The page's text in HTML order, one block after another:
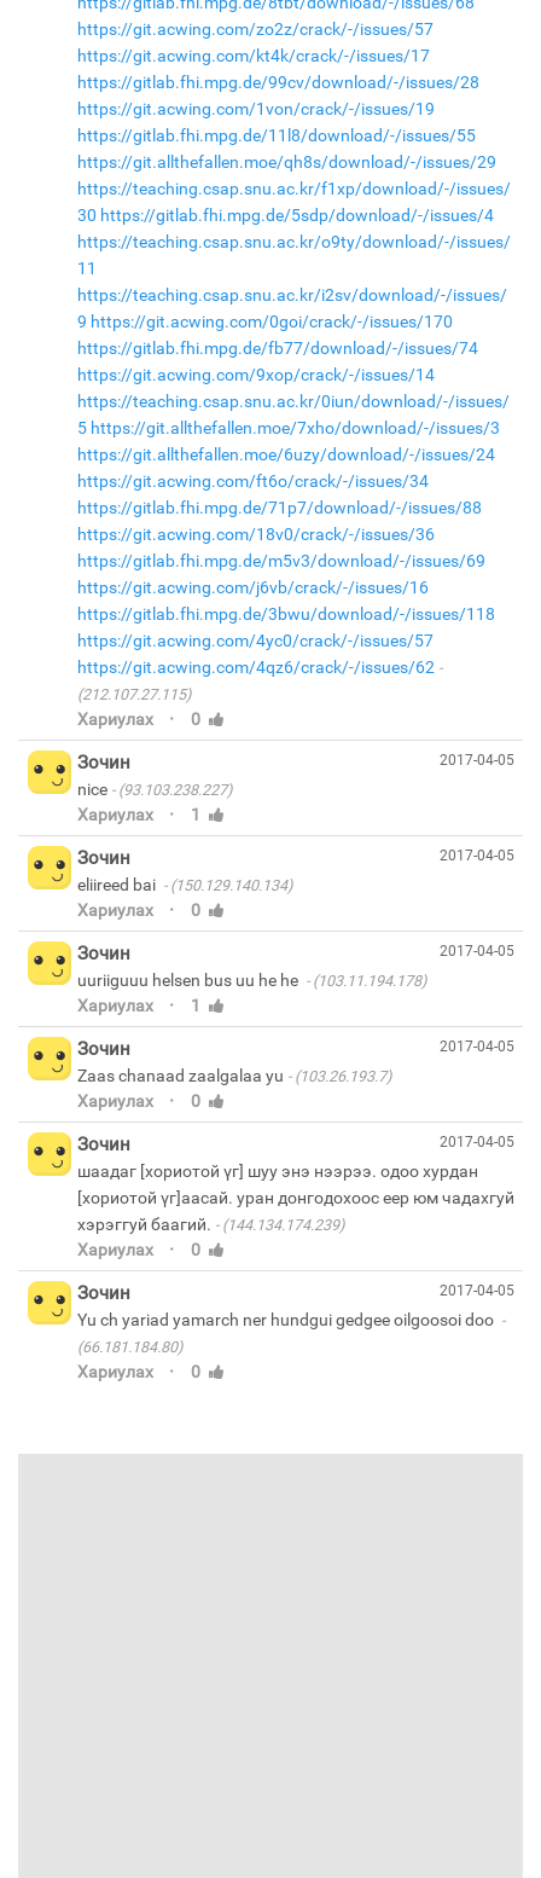
https://git.acwing.com/zo2z/crack/-/issues/57
https://git.acwing.com/kt4k/crack/-/issues/17
https://gitlab.fhi.mpg.de/99cv/download/-/issues/28
https://git.acwing.com/1von/crack/-/issues/19
https://gitlab.fhi.mpg.de/11l8/download/-/issues/55
https://git.allthefallen.moe/qh8s/download/-/issues/29
https://teaching.csap.snu.ac.kr/f1xp/download/-/issues/
30 https://gitlab.fhi.mpg.de/5sdp/download/-/issues/4
https://teaching.csap.snu.ac.kr/o9ty/download/-/issues/
11
https://teaching.csap.snu.ac.kr/i2sv/download/-/issues/
9 https://git.acwing.com/0goi/crack/-/issues/170
https://gitlab.fhi.mpg.de/fb77/download/-/issues/74
https://git.acwing.com/9xop/crack/-/issues/14
https://teaching.csap.snu.ac.kr/0iun/download/-/issues/
5 https://git.allthefallen.moe/7xho/download/-/issues/3
https://git.allthefallen.moe/6uzy/download/-/issues/24
https://git.acwing.com/ft6o/crack/-/issues/34
https://gitlab.fhi.mpg.de/71p7/download/-/issues/88
https://git.acwing.com/18v0/crack/-/issues/36
https://gitlab.fhi.mpg.de/m5v3/download/-/issues/69
https://git.acwing.com/j6vb/crack/-/issues/16
https://gitlab.fhi.mpg.de/3bwu/download/-/issues/118
https://git.acwing.com/4yc0/crack/-/issues/57
https://git.acwing.com/4qz6/crack/-/issues/62
(212.107.27.115)
Хариулах · 0
2017-04-05
Зочин
nice (93.103.238.227)
Хариулах · 1
2017-04-05
Зочин
eliireed bai (150.129.140.134)
Хариулах · 0
2017-04-05
Зочин
uuriiguuu helsen bus uu he he (103.11.194.178)
Хариулах · 1
2017-04-05
Зочин
Zaas chanaad zaalgalaa yu (103.26.193.7)
Хариулах · 0
2017-04-05
Зочин
шаадаг [хориотой үг] шуу энэ нээрээ. одоо хурдан
[хориотой үг]аасай. уран донгодохоос еер юм чадахгуй
хэрэггуй баагий.
(144.134.174.239)
Хариулах · 0
2017-04-05
Зочин
Yu ch yariad yamarch ner hundgui gedgee oilgoosoi doo
(66.181.184.80)
Хариулах · 0